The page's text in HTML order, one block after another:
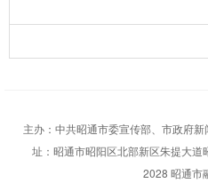
主办：中共昭通市委宣传部、市政府
址：昭通市昭阳区北部新区朱提大
2028 昭通市